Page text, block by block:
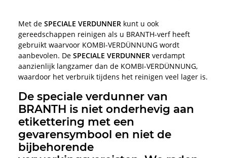
Met de SPECIALE VERDUNNER kunt u ook
gereedschappen reinigen als u BRANTH-verf heeft
gebruikt waarvoor KOMBI-VERDÜNNUNG wordt
aanbevolen. De SPECIALE VERDUNNER verdampt
aanzienlijk langzamer dan de KOMBI-VERDÜNNUNG,
waardoor het verbruik tijdens het reinigen veel lager is.
De speciale verdunner van
BRANTH is niet onderhevig aan
etikettering met een
gevarensymbool en niet de
bijbehorende